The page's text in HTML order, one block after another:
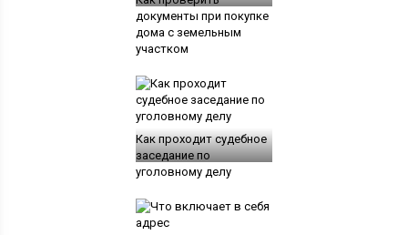
документы при покупке
дома с земельным
участком
Как проходит судебное
заседание по
уголовному делу